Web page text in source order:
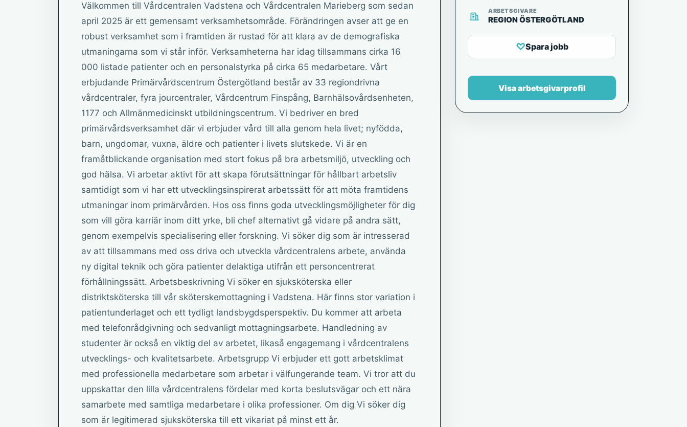
Välkommen till Vårdcentralen Vadstena och Vårdcentralen Marieberg som sedan
april 2025 är ett gemensamt verksamhetsområde. Förändringen avser att ge en
robust verksamhet som i framtiden är rustad för att klara av de demografiska
utmaningarna som vi står inför. Verksamheterna har idag tillsammans cirka 16
000 listade patienter och en personalstyrka på cirka 65 medarbetare. Vårt
erbjudande Primärvårdscentrum Östergötland består av 33 regiondrivna
vårdcentraler, fyra jourcentraler, Vårdcentrum Finspång, Barnhälsovårdsenheten,
1177 och Allmänmedicinskt utbildningscentrum. Vi bedriver en bred
primärvårdsverksamhet där vi erbjuder vård till alla genom hela livet; nyfödda,
barn, ungdomar, vuxna, äldre och patienter i livets slutskede. Vi är en
framåtblickande organisation med stort fokus på bra arbetsmiljö, utveckling och
god hälsa. Vi arbetar aktivt för att skapa förutsättningar för hållbart arbetsliv
samtidigt som vi har ett utvecklingsinspirerat arbetssätt för att möta framtidens
utmaningar inom primärvården. Hos oss finns goda utvecklingsmöjligheter för dig
som vill göra karriär inom ditt yrke, bli chef alternativt gå vidare på andra sätt,
genom exempelvis specialisering eller forskning. Vi söker dig som är intresserad
av att tillsammans med oss driva och utveckla vårdcentralens arbete, använda
ny digital teknik och göra patienter delaktiga utifrån ett personcentrerat
förhållningssätt. Arbetsbeskrivning Vi söker en sjuksköterska eller
distriktsköterska till vår sköterskemottagning i Vadstena. Här finns stor variation i
patientunderlaget och ett tydligt landsbygdsperspektiv. Du kommer att arbeta
med telefonrådgivning och sedvanligt mottagningsarbete. Handledning av
studenter är också en viktig del av arbetet, likaså engagemang i vårdcentralens
utvecklings- och kvalitetsarbete. Arbetsgrupp Vi erbjuder ett gott arbetsklimat
med professionella medarbetare som arbetar i välfungerande team. Vi tror att du
uppskattar den lilla vårdcentralens fördelar med korta beslutsvägar och ett nära
samarbete med samtliga medarbetare i olika professioner. Om dig Vi söker dig
som är legitimerad sjuksköterska till ett vikariat på minst ett år.
ARBETSGIVARE
REGION ÖSTERGÖTLAND
♡Spara jobb
Visa arbetsgivarprofil